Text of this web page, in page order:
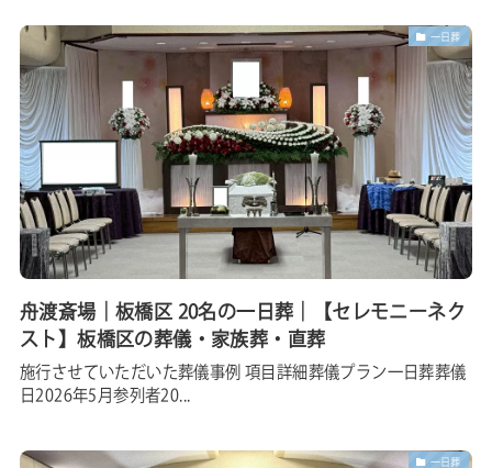
一日葬
舟渡斎場｜板橋区 20名の一日葬｜【セレモニーネク
スト】板橋区の葬儀・家族葬・直葬
施行させていただいた葬儀事例 項目詳細葬儀プラン一日葬葬儀
日2026年5月参列者20...
一日葬